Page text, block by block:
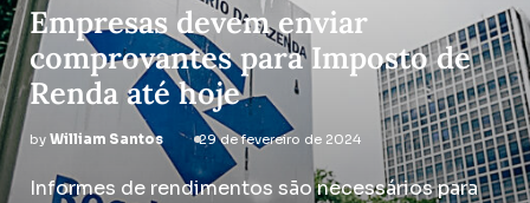
Empresas devem enviar
comprovantes para Imposto de
Renda até hoje
by William Santos 29 de fevereiro de 2024
Informes de rendimentos são necessários para